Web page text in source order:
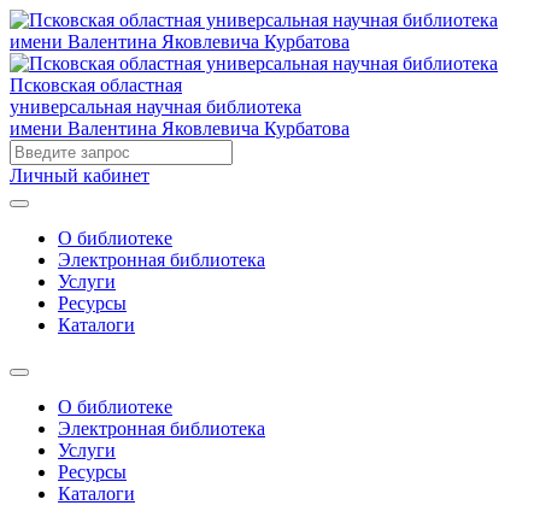
Псковская областная
универсальная научная библиотека
имени Валентина Яковлевича Курбатова
Личный кабинет
О библиотеке
Электронная библиотека
Услуги
Ресурсы
Каталоги
О библиотеке
Электронная библиотека
Услуги
Ресурсы
Каталоги